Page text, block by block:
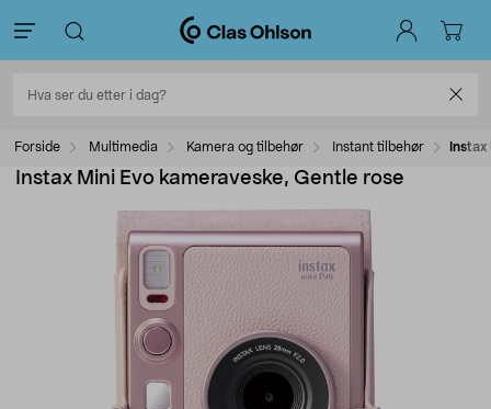
Forside Multimedia Kamera og tilbehør Instant tilbehør
Instax Mini Evo kameraveske, Gentle rose